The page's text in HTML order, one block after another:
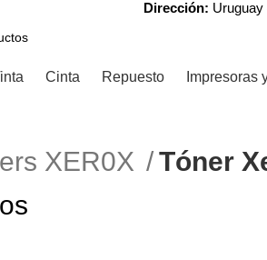
Dirección: Uruguay
Cinta Repuesto Impresoras
XER0X
Tóner